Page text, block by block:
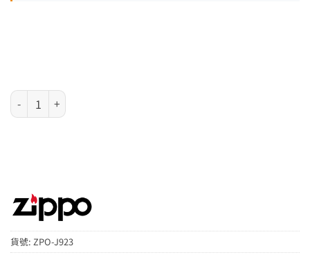
Zippo 日版火機 - 金粉漆蒔繪龍 (1面圖案)(J923) 數量
貨號: ZPO-J923